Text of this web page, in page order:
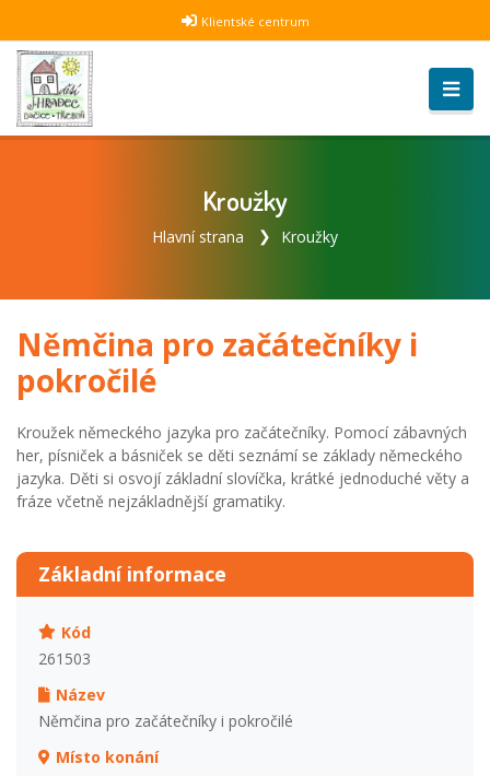
Klientské centrum
Kroužky
Hlavní strana Kroužky
Němčina pro začátečníky i
pokročilé
Kroužek německého jazyka pro začátečníky. Pomocí zábavných
her, písniček a básniček se děti seznámí se základy německého
jazyka. Děti si osvojí základní slovíčka, krátké jednoduché věty a
fráze včetně nejzákladnější gramatiky.
Základní informace
Kód
261503
Název
Němčina pro začátečníky i pokročilé
Místo konání